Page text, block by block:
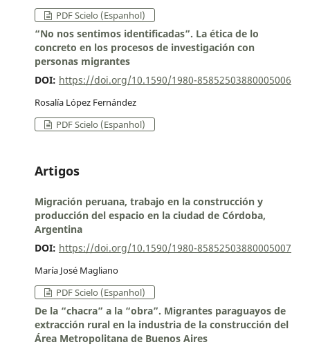
PDF Scielo (Espanhol)
“No nos sentimos identificadas”. La ética de lo
concreto en los procesos de investigación con
personas migrantes
DOI: https://doi.org/10.1590/1980-85852503880005006
Rosalía López Fernández
PDF Scielo (Espanhol)
Artigos
Migración peruana, trabajo en la construcción y
producción del espacio en la ciudad de Córdoba,
Argentina
DOI: https://doi.org/10.1590/1980-85852503880005007
María José Magliano
PDF Scielo (Espanhol)
De la “chacra” a la “obra”. Migrantes paraguayos de
extracción rural en la industria de la construcción del
Área Metropolitana de Buenos Aires